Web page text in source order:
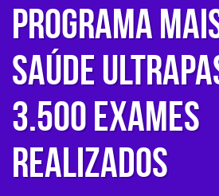
Programa
Saúde
3.500 exames
realizados